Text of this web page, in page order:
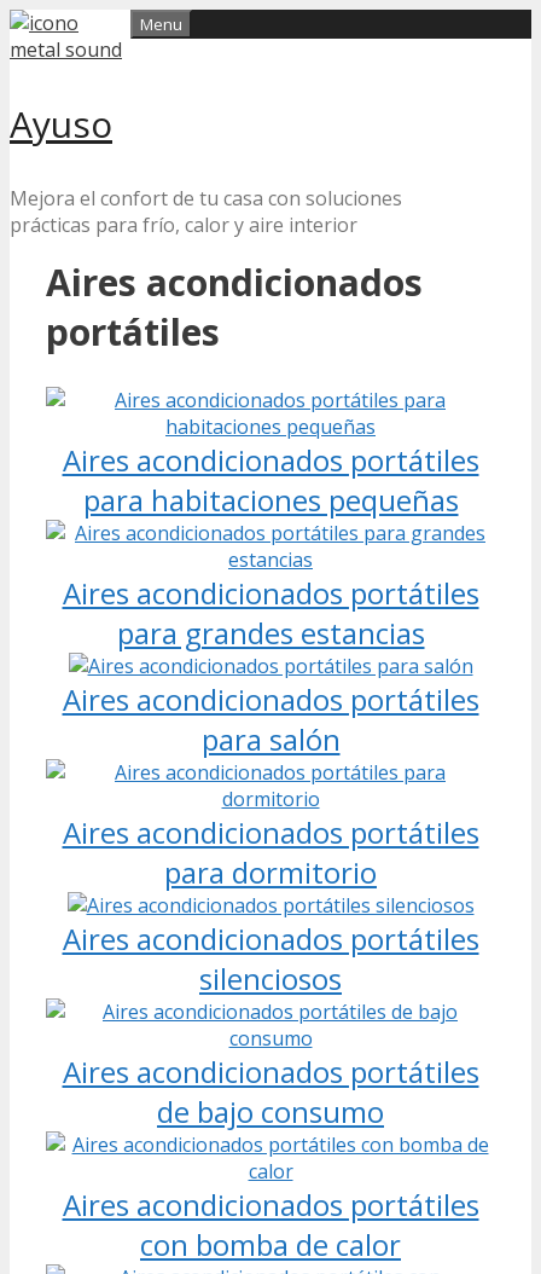
Skip
to
Ayuso
Mejora el confort de tu casa con soluciones
prácticas para frío, calor y aire interior
Menu
Aires acondicionados
portátiles
Aires acondicionados portátiles
para habitaciones pequeñas
Aires acondicionados portátiles
para grandes estancias
Aires acondicionados portátiles
para salón
Aires acondicionados portátiles
para dormitorio
Aires acondicionados portátiles
silenciosos
Aires acondicionados portátiles
de bajo consumo
Aires acondicionados portátiles
con bomba de calor